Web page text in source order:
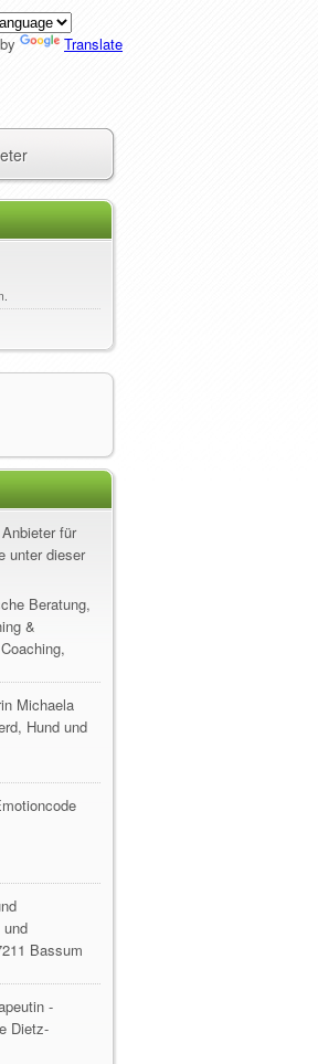
Translate
für
unter dieser
Beratung,
&
Michaela
Hund und
und
Bassum
-
Dietz-